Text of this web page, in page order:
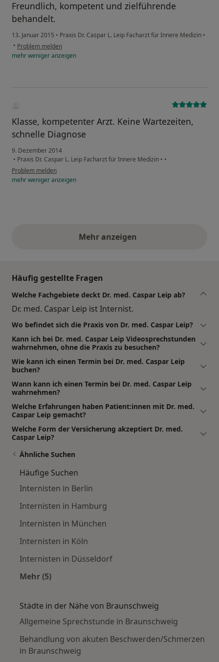
Freundlich, kompetent und zielführende
behandelt.
13. Januar 2015 • Praxis Dr. Caspar L. Leip Facharzt für Innere Medizin •
• Problem melden
mehrwenigeranzeigen
Klasse, kompetenter Arzt. Keine Wartezeiten,
schnelle Diagnose
9. Dezember 2014
• Praxis Dr. Caspar L. Leip Facharzt für Innere Medizin • •
Problem melden
mehrwenigeranzeigen
Mehr anzeigenobige Stellungnahmen
Häufig gestellte Fragen
Welche Fachgebiete deckt Dr. med. Caspar Leip ab?
Dr. med. Caspar Leip ist Internist.
Wo befindet sich die Praxis von Dr. med. Caspar Leip?
Kann ich bei Dr. med. Caspar Leip Videosprechstunden
wahrnehmen, ohne die Praxis zu besuchen?
Wie kann ich einen Termin bei Dr. med. Caspar Leip
buchen?
Wann kann ich einen Termin bei Dr. med. Caspar Leip
wahrnehmen?
Welche Erfahrungen haben Patient:innen mit Dr. med.
Caspar Leip gemacht?
Welche Form der Versicherung akzeptiert Dr. med.
Caspar Leip?
Ähnliche Suchen
Häufige Suchen
Internisten in Berlin
Internisten in Hamburg
Internisten in München
Internisten in Köln
Internisten in Düsseldorf
Mehr (5)
Städte in der Nähe von Braunschweig
Allgemeine Sprechstunde in Braunschweig
Behandlung von akuten Beschwerden/Schmerzen
in Braunschweig